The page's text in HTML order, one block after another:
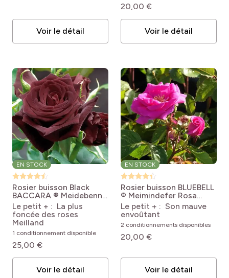
Voir le détail
20,00 €
Voir le détail
EN STOCK
Rosier buisson Black
BACCARA ® Meidebenne
Rosa Black Baccara®
'Meidebenne'
Le petit + : La plus
foncée des roses
Meilland
1 conditionnement disponible
25,00 €
Voir le détail
EN STOCK
Rosier buisson BLUEBELL
® Meimindefer Rosa
Bluebell 'Meimindefer'
Le petit + : Son mauve
envoûtant
2 conditionnements disponibles
20,00 €
Voir le détail